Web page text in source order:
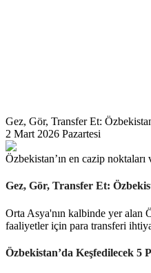
Gez, Gör, Transfer Et:
2 Mart 2026 Pazartesi
Özbekistan’ın en cazip
Gez, Gör, Transfer Et:
Orta Asya'nın kalbinde yer alan
faaliyetler için para transferi
Özbekistan’da Keşfedilecek 5